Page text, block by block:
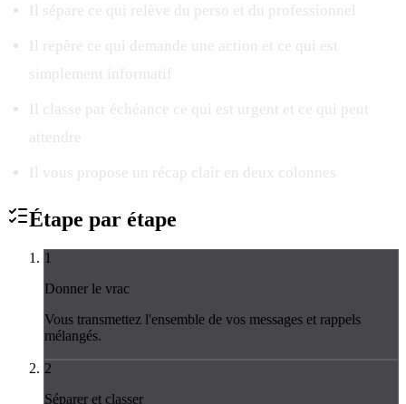
Il sépare ce qui relève du perso et du professionnel
Il repère ce qui demande une action et ce qui est
simplement informatif
Il classe par échéance ce qui est urgent et ce qui peut
attendre
Il vous propose un récap clair en deux colonnes
Étape par étape
1
Donner le vrac
Vous transmettez l'ensemble de vos messages et rappels
mélangés.
2
Séparer et classer